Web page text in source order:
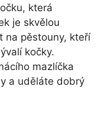
která
je skvělou
na pěstouny, kteří
kočky.
mazlíčka
a uděláte dobrý